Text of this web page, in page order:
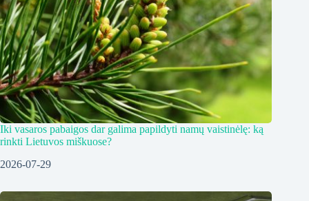
Iki vasaros pabaigos dar galima papildyti namų vaistinėlę: ką
rinkti Lietuvos miškuose?
2026-07-29